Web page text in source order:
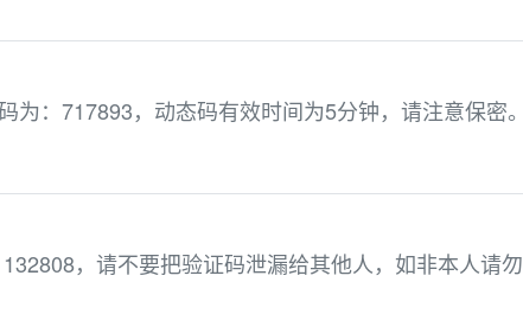
为：717893，动态码有效时间为5分钟，请注意保密
，请不要把验证码泄漏给其他人，如非本人请